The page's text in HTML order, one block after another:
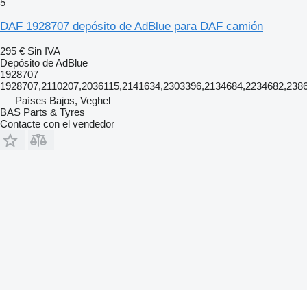
DAF 1928707 depósito de AdBlue para DAF camión
295 € Sin IVA
Depósito de AdBlue
1928707
Países Bajos, Veghel
BAS Parts & Tyres
Contacte con el vendedor